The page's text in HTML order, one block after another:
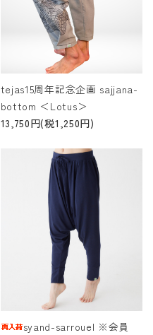
tejas15周年記念企画 sajjana-
bottom ＜Lotus＞
13,750円(税1,250円)
syand-sarrouel ※会員